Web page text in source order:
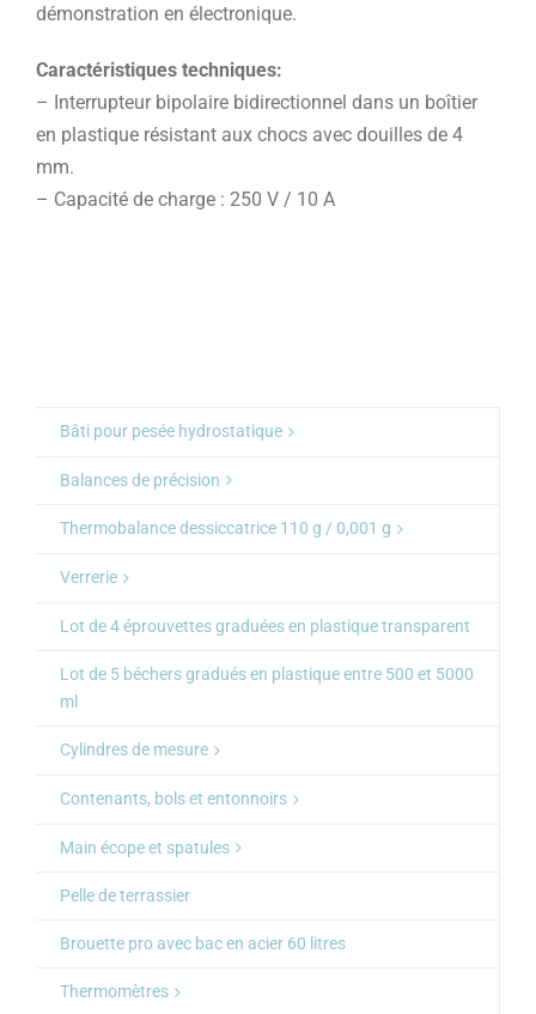
démonstration en électronique.
Caractéristiques techniques:
– Interrupteur bipolaire bidirectionnel dans un boîtier
en plastique résistant aux chocs avec douilles de 4
mm.
– Capacité de charge : 250 V / 10 A
Bâti pour pesée hydrostatique
Balances de précision
Thermobalance dessiccatrice 110 g / 0,001 g
Verrerie
Lot de 4 éprouvettes graduées en plastique transparent
Lot de 5 béchers gradués en plastique entre 500 et 5000
ml
Cylindres de mesure
Contenants, bols et entonnoirs
Main écope et spatules
Pelle de terrassier
Brouette pro avec bac en acier 60 litres
Thermomètres